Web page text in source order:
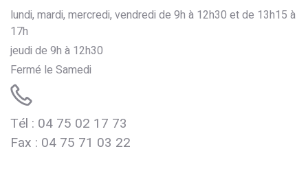
lundi, mardi, mercredi, vendredi de 9h à 12h30 et de 13h15 à
17h
jeudi de 9h à 12h30
Fermé le Samedi
Tél : 04 75 02 17 73
Fax : 04 75 71 03 22